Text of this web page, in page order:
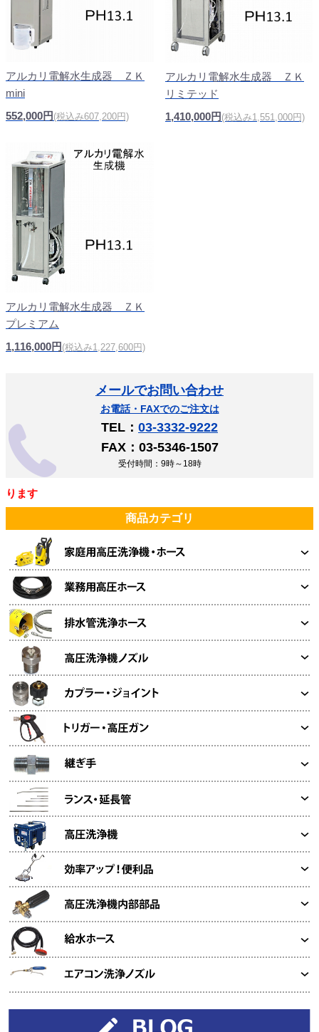
アルカリ電解水生成器 ＺＫ
mini
552,000円 (税込み607,200円)
アルカリ電解水生成器 ＺＫ
リミテッド
1,410,000円 (税込み1,551,000円)
アルカリ電解水生成器 ＺＫ
プレミアム
1,116,000円 (税込み1,227,600円)
メールでお問い合わせ
お電話・FAXでのご注文は
TEL： 03-3332-9222
FAX：03-5346-1507
受付時間：9時～18時
商品カテゴリ